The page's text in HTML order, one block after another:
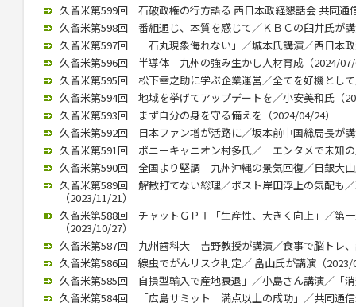
久留米第599回 石破政権の行方語る 西日本政経懇話会 共同通
久留米第598回 番組通じ、本質を感じて／ＫＢＣの臼井氏が
久留米第597回 「石丸現象侮れない」／城本氏講演／西日本
久留米第596回 半導体 九州の強み生かし人材育成（2024/
久留米第595回 松下幸之助に学ぶ企業運営／全てを好機とし
久留米第594回 地域を挙げてアップデートを／小安美和氏（
久留米第593回 まず自分の身を守る備えを（2024/04/24）
久留米第592回 日本ファン増が活路に／坂本前中国総局長が
久留米第591回 ポニーキャニオン村多氏／「エンタメで未知
久留米第590回 全国より堅調 九州沖縄の景気回復／日銀大
久留米第589回 解散打てない総理／ポスト岸田浮上の気配も
（2023/11/21）
久留米第588回 チャットＧＰＴ「生産性、大きく向上」／第
（2023/10/27）
久留米第587回 九州歯科大 吉野教授が講演／食事で脳トレ
久留米第586回 線虫でがんリスク判定／ 畠山氏が講演（2023/
久留米第585回 自損型輸入で産地衰退」／小島さん講演／「
久留米第584回 「広島サミット 満点以上の成功」／共同通